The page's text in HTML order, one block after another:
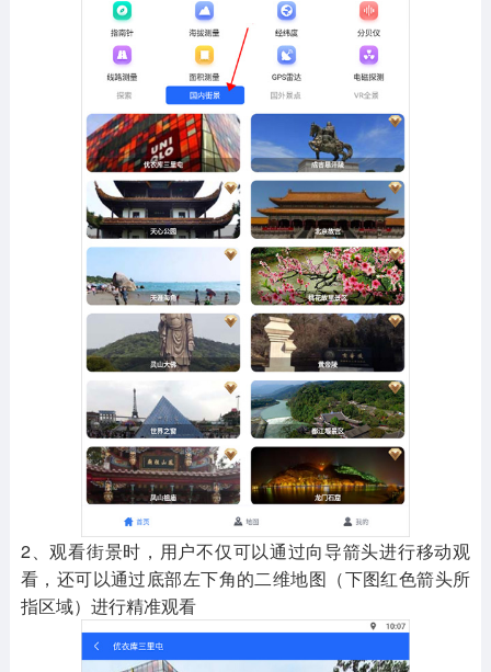
2、观看街景时，用户不仅可以通过向导箭头进行移动观
看，还可以通过底部左下角的二维地图（下图红色箭头所
指区域）进行精准观看